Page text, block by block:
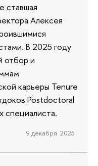
ставшая
Алексея
В 2025 году
отбор и
карьеры Tenure
Postdoctoral
специалиста.
9 декабря 2025